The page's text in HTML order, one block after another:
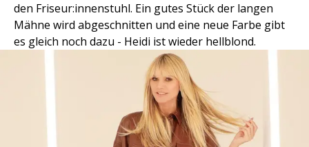
den Friseur:innenstuhl. Ein gutes Stück der langen
Mähne wird abgeschnitten und eine neue Farbe gibt
es gleich noch dazu - Heidi ist wieder hellblond.